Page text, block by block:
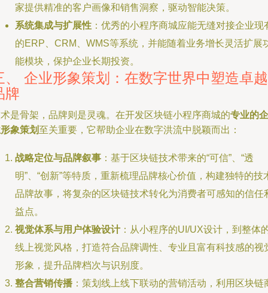
家提供精准的客户画像和销售洞察，驱动智能决策。
系统集成与扩展性 ：优秀的小程序商城应能无缝对接企业现
的ERP、CRM、WMS等系统，并能随着业务增长灵活扩展
能模块，保护企业长期投资。
、 企业形象策划：在数字世界中塑造卓越
牌
是骨架，品牌则是灵魂。在开发区块链小程序商城的专业的企
象策划至关重要，它帮助企业在数字洪流中脱颖而出：
战略定位与品牌叙事 ：基于区块链技术带来的“可信”、“透
明”、“创新”等特质，重新梳理品牌核心价值，构建独特的技
品牌故事，将复杂的区块链技术转化为消费者可感知的信任
益点。
视觉体系与用户体验设计：从小程序的UI/UX设计，到整体
线上视觉风格，打造符合品牌调性、专业且富有科技感的视
形象，提升品牌档次与识别度。
整合营销传播 ：策划线上线下联动的营销活动，利用区块链